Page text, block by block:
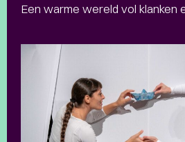
Een warme wereld vol klanken